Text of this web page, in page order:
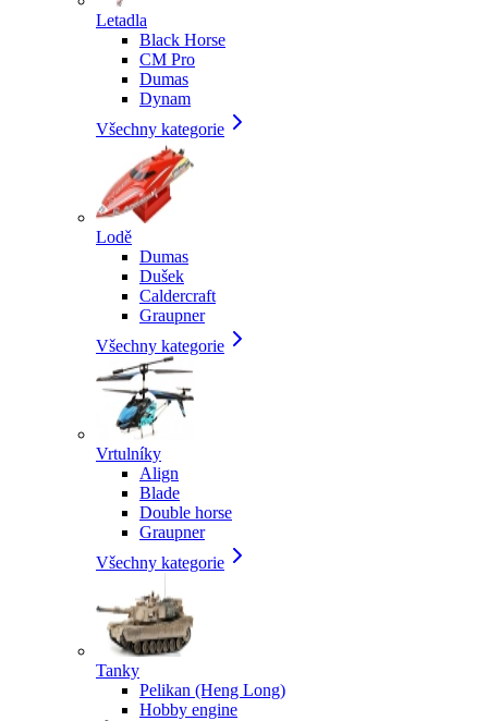
Letadla
Black Horse
CM Pro
Dumas
Dynam
Všechny kategorie
Lodě
Dumas
Dušek
Caldercraft
Graupner
Všechny kategorie
Vrtulníky
Align
Blade
Double horse
Graupner
Všechny kategorie
Tanky
Pelikan (Heng Long)
Hobby engine